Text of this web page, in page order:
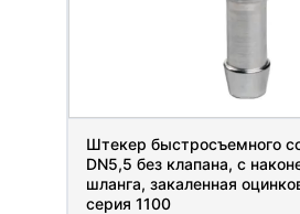
Штекер быстросъемного
DN5,5 без клапана, с
шланга, закаленная
серия 1100